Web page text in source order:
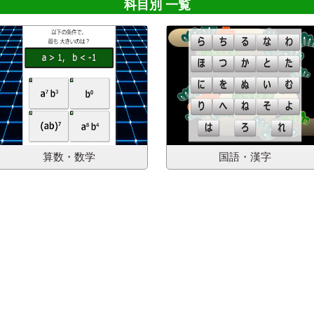
科目別 一覧
算数・数学 国語・漢字